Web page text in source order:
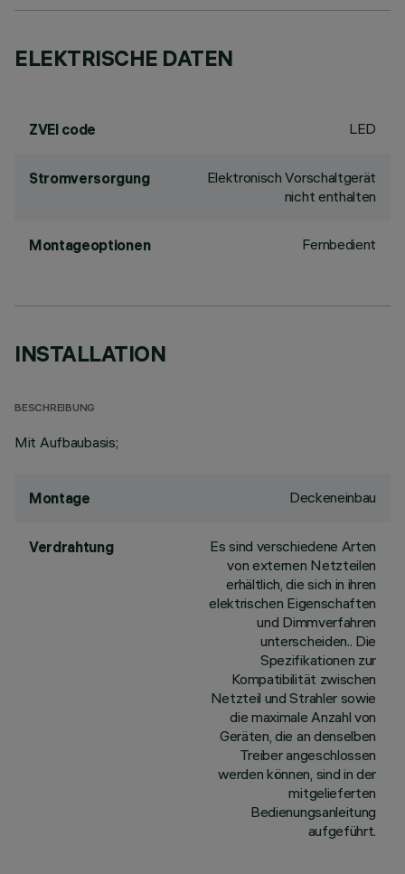
ELEKTRISCHE DATEN
ZVEI code LED
Stromversorgung
Elektronisch Vorschaltgerät
nicht enthalten
Montageoptionen Fernbedient
INSTALLATION
BESCHREIBUNG
Mit Aufbaubasis;
Montage Deckeneinbau
Verdrahtung
Es sind verschiedene Arten
von externen Netzteilen
erhältlich, die sich in ihren
elektrischen Eigenschaften
und Dimmverfahren
unterscheiden.. Die
Spezifikationen zur
Kompatibilität zwischen
Netzteil und Strahler sowie
die maximale Anzahl von
Geräten, die an denselben
Treiber angeschlossen
werden können, sind in der
mitgelieferten
Bedienungsanleitung
aufgeführt.